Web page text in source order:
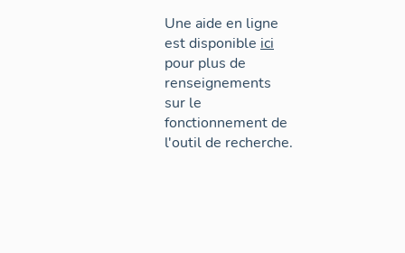
Une aide en ligne
est disponible ici
pour plus de
renseignements
sur le
fonctionnement de
l'outil de recherche.